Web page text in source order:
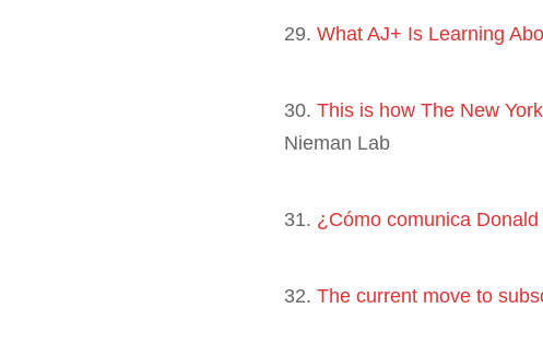
29.What AJ+ Is Learning
30.This is how The New
Nieman Lab
31. ¿Cómo comunica Donald
32.The current move to